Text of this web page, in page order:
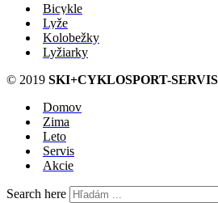
Bicykle
Lyže
Kolobežky
Lyžiarky
© 2019 SKI+CYKLOSPORT-SERVIS
Domov
Zima
Leto
Servis
Akcie
Search here